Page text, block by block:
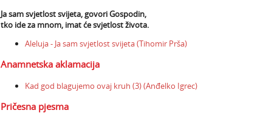
Ja sam svjetlost svijeta, govori Gospodin,
tko ide za mnom, imat će svjetlost života.
Aleluja - Ja sam svjetlost svijeta (Tihomir Prša)
Anamnetska aklamacija
Kad god blagujemo ovaj kruh (3) (Anđelko Igrec)
Pričesna pjesma